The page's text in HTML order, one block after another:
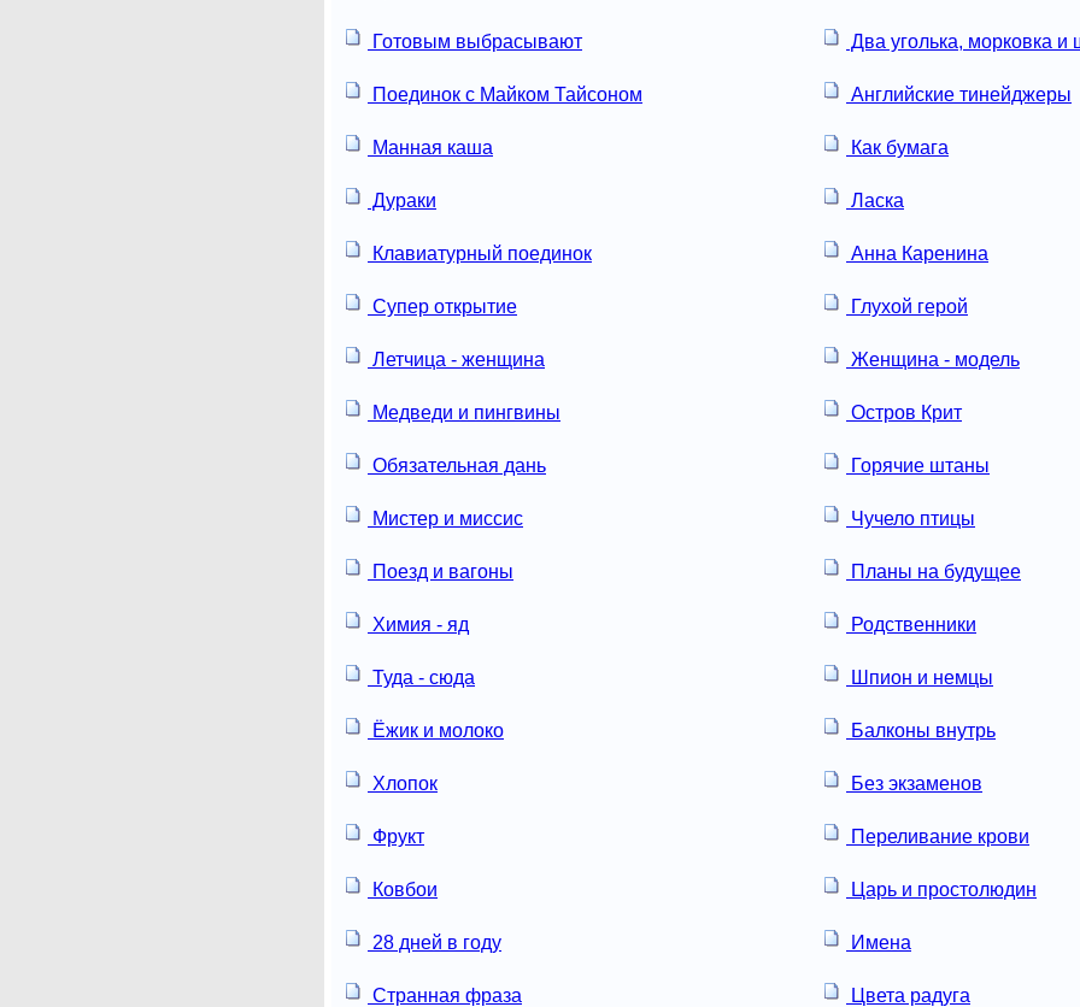
Готовым выбрасывают Два уголька, морковка
Поединок с Майком Тайсоном Английские тинейджеры
Манная каша Как бумага
Дураки Ласка
Клавиатурный поединок Анна Каренина
Супер открытие Глухой герой
Летчица - женщина Женщина - модель
Медведи и пингвины Остров Крит
Обязательная дань Горячие штаны
Мистер и миссис Чучело птицы
Поезд и вагоны Планы на будущее
Химия - яд Родственники
Туда - сюда Шпион и немцы
Ёжик и молоко Балконы внутрь
Хлопок Без экзаменов
Фрукт Переливание крови
Ковбои Царь и простолюдин
28 дней в году Имена
Странная фраза Цвета радуга